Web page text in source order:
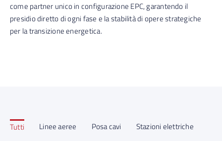
come partner unico in configurazione EPC, garantendo il
presidio diretto di ogni fase e la stabilità di opere strategiche
per la transizione energetica.
Tutti Linee aeree Posa cavi Stazioni elettriche